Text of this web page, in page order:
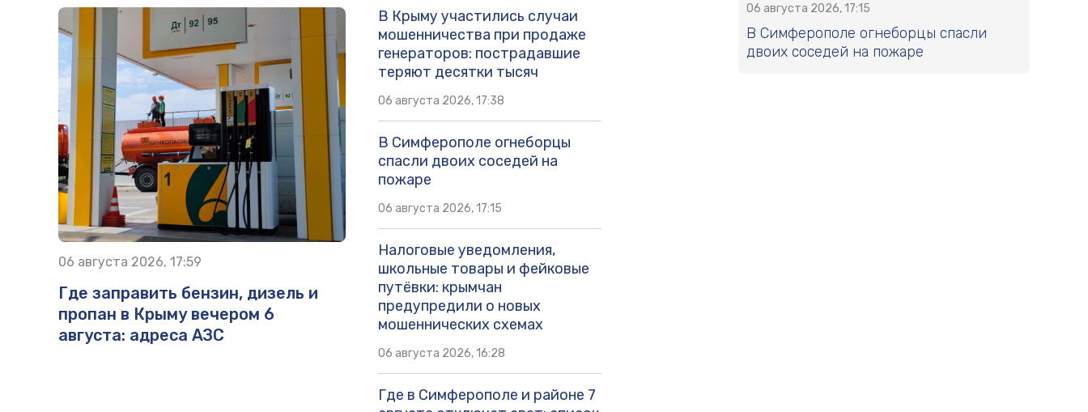
06 августа 2026, 17:59
Где заправить бензин, дизель и
пропан в Крыму вечером 6
августа: адреса АЗС
В Крыму участились случаи
мошенничества при продаже
генераторов: пострадавшие
теряют десятки тысяч
06 августа 2026, 17:38
В Симферополе огнеборцы
спасли двоих соседей на
пожаре
06 августа 2026, 17:15
Налоговые уведомления,
школьные товары и фейковые
путёвки: крымчан
предупредили о новых
мошеннических схемах
06 августа 2026, 16:28
Где в Симферополе и районе 7
06 августа 2026, 17:15
В Симферополе огнеборцы спасли
двоих соседей на пожаре